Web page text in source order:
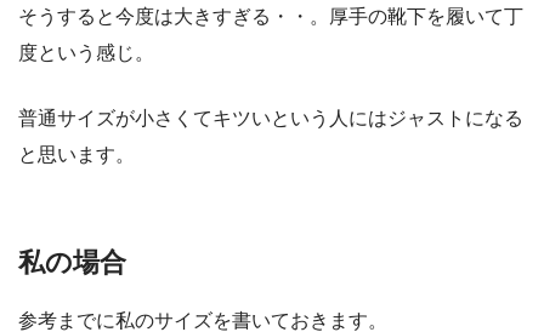
そうすると今度は大きすぎる・・。厚手の靴下を履いて丁
度という感じ。
普通サイズが小さくてキツいという人にはジャストになる
と思います。
私の場合
参考までに私のサイズを書いておきます。